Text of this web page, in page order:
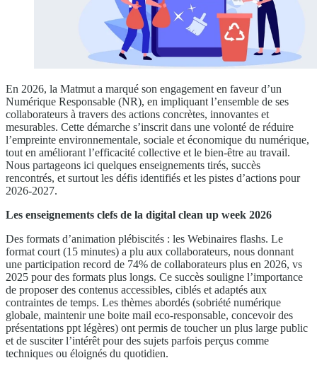
En 2026, la Matmut a marqué son engagement en faveur d’un
Numérique Responsable (NR), en impliquant l’ensemble de ses
collaborateurs à travers des actions concrètes, innovantes et
mesurables. Cette démarche s’inscrit dans une volonté de réduire
l’empreinte environnementale, sociale et économique du numérique,
tout en améliorant l’efficacité collective et le bien-être au travail.
Nous partageons ici quelques enseignements tirés, succès
rencontrés, et surtout les défis identifiés et les pistes d’actions pour
2026-2027.
Les enseignements clefs de la digital clean up week 2026
Des formats d’animation plébiscités : les Webinaires flashs. Le
format court (15 minutes) a plu aux collaborateurs, nous donnant
une participation record de 74% de collaborateurs plus en 2026, vs
2025 pour des formats plus longs. Ce succès souligne l’importance
de proposer des contenus accessibles, ciblés et adaptés aux
contraintes de temps. Les thèmes abordés (sobriété numérique
globale, maintenir une boite mail eco-responsable, concevoir des
présentations ppt légères) ont permis de toucher un plus large public
et de susciter l’intérêt pour des sujets parfois perçus comme
techniques ou éloignés du quotidien.